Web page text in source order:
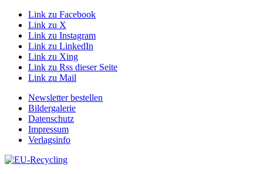
Link zu Facebook
Link zu X
Link zu Instagram
Link zu LinkedIn
Link zu Xing
Link zu Rss dieser Seite
Link zu Mail
Newsletter bestellen
Bildergalerie
Datenschutz
Impressum
Verlagsinfo